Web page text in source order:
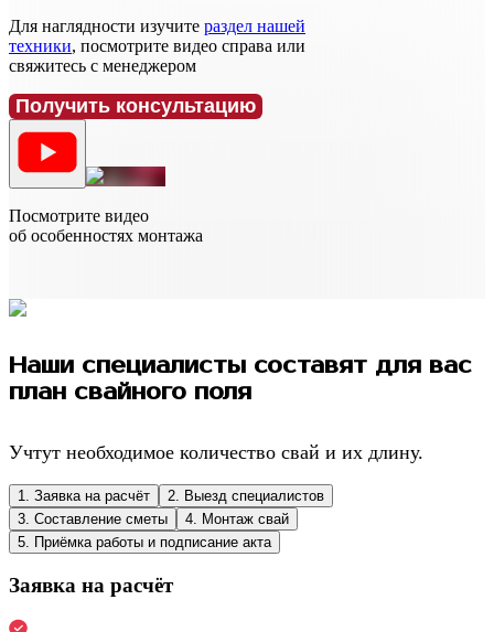
Для наглядности изучите раздел нашей
техники, посмотрите видео справа или
свяжитесь с менеджером
Получить консультацию
Посмотрите видео
об особенностях монтажа
Наши специалисты составят для вас
план свайного поля
Учтут необходимое количество свай и их длину.
1. Заявка на расчёт
2. Выезд специалистов
3. Составление сметы
4. Монтаж свай
5. Приёмка работы и подписание акта
Заявка на расчёт